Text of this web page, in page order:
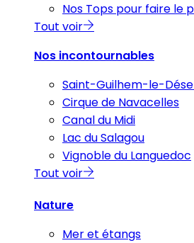
Nos Tops pour faire le
Tout voir
Nos incontournables
Saint-Guilhem-le-
Cirque de Navacelles
Canal du Midi
Lac du Salagou
Vignoble du Languedoc
Tout voir
Nature
Mer et étangs